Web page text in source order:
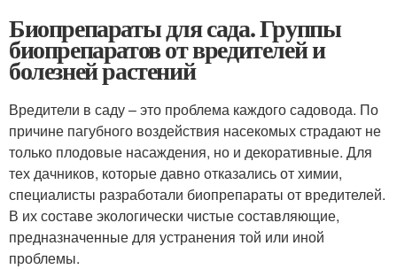
Биопрепараты для сада. Группы
биопрепаратов от вредителей и
болезней растений
Вредители в саду – это проблема каждого садовода. По
причине пагубного воздействия насекомых страдают не
только плодовые насаждения, но и декоративные. Для
тех дачников, которые давно отказались от химии,
специалисты разработали биопрепараты от вредителей.
В их составе экологически чистые составляющие,
предназначенные для устранения той или иной
проблемы.